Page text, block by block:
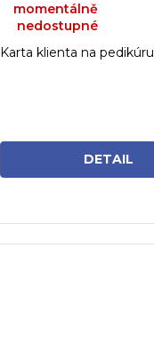
momentálně
nedostupné
DETAIL
Karta klienta na pedikúru